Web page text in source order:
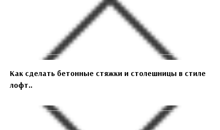
Как сделать бетонные стяжки и столешницы в стиле
лофт..